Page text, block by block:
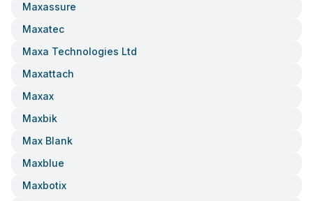
Maxassure
Maxatec
Maxa Technologies Ltd
Maxattach
Maxax
Maxbik
Max Blank
Maxblue
Maxbotix